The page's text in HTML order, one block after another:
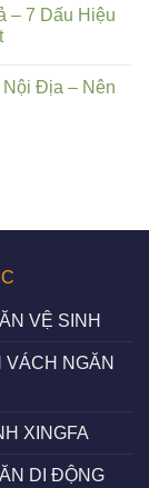
– 7 Dấu Hiệu
Nội Địa – Nên
VỆ SINH
VÁCH NGĂN
XINGFA
DI ĐỘNG